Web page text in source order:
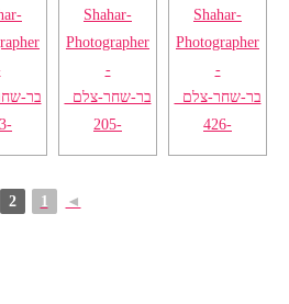
◄
1
2